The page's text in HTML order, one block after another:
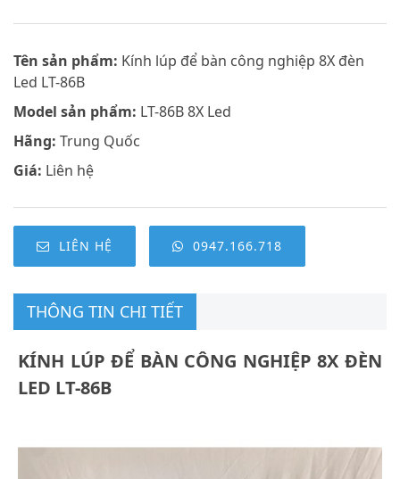
Tên sản phẩm: Kính lúp để bàn công nghiệp 8X đèn
Led LT-86B
Model sản phẩm: LT-86B 8X Led
Hãng: Trung Quốc
Giá: Liên hệ
LIÊN HỆ 0947.166.718
THÔNG TIN CHI TIẾT
KÍNH LÚP ĐỂ BÀN CÔNG NGHIỆP 8X ĐÈN
LED LT-86B